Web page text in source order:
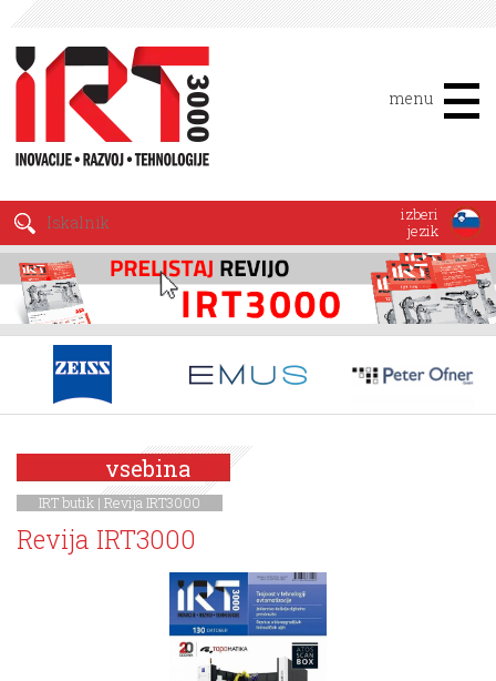
menu
izberi
jezik
vsebina
IRT butik | Revija IRT3000
Revija IRT3000